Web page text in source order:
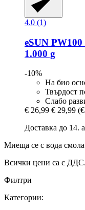
4.0 (1)
eSUN PW100
1.000 g
-10%
На био
Твърдост
Слабо
€ 26,99 € 29,99
Доставка до 14.
Миеща се с вода
Всички цени са с ДДС.
Филтри
Категории: